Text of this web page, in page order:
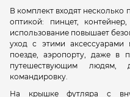
В комплект входят несколько
оптикой: пинцет,
использование повышает
уход с этими
поезде, аэропорту, даже в
путешествующим
командировку.
На крышке футляра с